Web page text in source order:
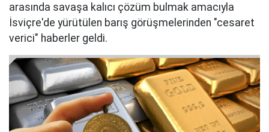
arasında savaşa kalıcı çözüm bulmak amacıyla
İsviçre'de yürütülen barış görüşmelerinden "cesaret
verici" haberler geldi.